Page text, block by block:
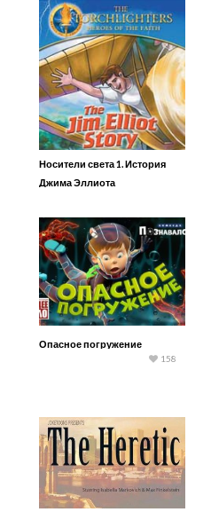
Носители света 1. История
Джима Эллиота
Опасное погружение
158